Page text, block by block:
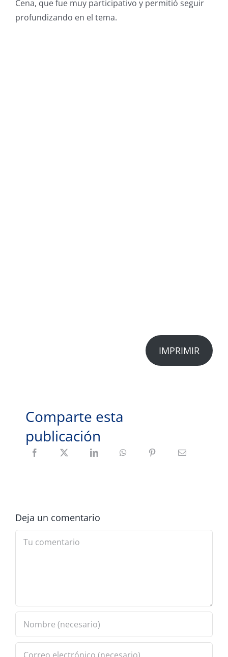
Cena, que fue muy participativo y permitió seguir
profundizando en el tema.
IMPRIMIR
Comparte esta
publicación
Deja un comentario
Comment